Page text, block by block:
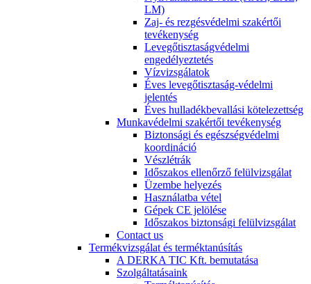
LM)
Zaj- és rezgésvédelmi szakértői
tevékenység
Levegőtisztaságvédelmi
engedélyeztetés
Vízvizsgálatok
Éves levegőtisztaság-védelmi
jelentés
Éves hulladékbevallási kötelezettség
Munkavédelmi szakértői tevékenység
Biztonsági és egészségvédelmi
koordináció
Vészlétrák
Időszakos ellenőrző felülvizsgálat
Üzembe helyezés
Használatba vétel
Gépek CE jelölése
Időszakos biztonsági felülvizsgálat
Contact us
Termékvizsgálat és terméktanúsítás
A DERKA TIC Kft. bemutatása
Szolgáltatásaink